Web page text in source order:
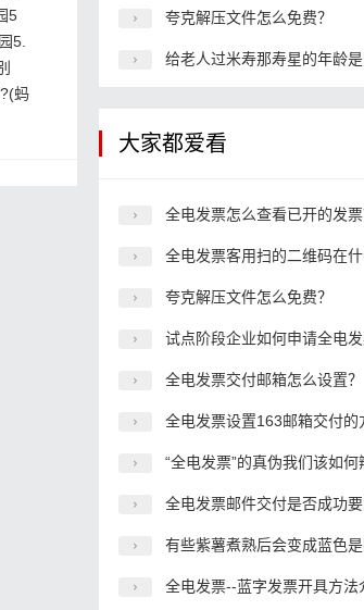
5
5.
蚂
夸克解压文件怎么免费？
给老人过米寿那寿星的年龄是多少？[蚂蚁庄园7
大家都爱看
全电发票怎么查看已开的发票
全电发票客用扫的二维码在
夸克解压文件怎么免费？
试点阶段企业如何申请全电
全电发票交付邮箱怎么设置？
全电发票设置163邮箱交付的
“全电发票”的真伪我们该如何
全电发票邮件交付是否成功
有些紫薯煮熟后会变成蓝色是
全电发票--蓝字发票开具方法